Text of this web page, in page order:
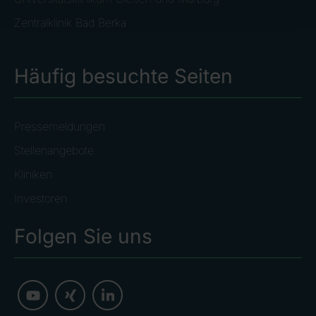
Zentralklinik Bad Berka
Häufig besuchte Seiten
Pressemeldungen
Stellenangebote
Kliniken
Investoren
Folgen Sie uns